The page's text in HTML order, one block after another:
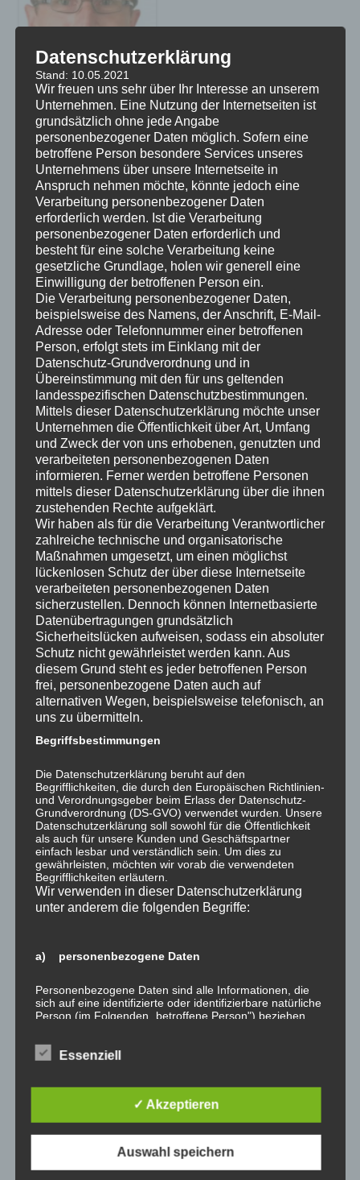
Sanierung eines noch
nicht bezugsfertigen
Hauses – weniger ist halt
manchmal mehr!
23. Mai 2016
In "was gibt es Neues?"
Dieser Beitrag wurde am21. März 2019unterwas gibt es Neues?
veröffentlicht.
Beitragsnavigation
Überblick schaffen mit
kompetenten Kollegen in
charmanter Umgebung –
Besuch in Bad Wildbad
Lastfall negativer
Wasserdruck – die
unterschätzte Gefahr!
Schreibe einen Kommentar
Deine E-Mail-Adresse wird nicht veröffentlicht.
Erforderliche Felder sind mit*markiert
Kommentar*
Name
Website
Benachrichtige mich über nachfolgende Kommentare
via E-Mail.
Suche
NEUESTE BEITRÄGE
Datenschutzerklärung
Stand: 10.05.2021
Wir freuen uns sehr über Ihr Interesse an unserem
Unternehmen. Eine Nutzung der Internetseiten ist
grundsätzlich ohne jede Angabe
personenbezogener Daten möglich. Sofern eine
betroffene Person besondere Services unseres
Unternehmens über unsere Internetseite in
Anspruch nehmen möchte, könnte jedoch eine
Verarbeitung personenbezogener Daten
erforderlich werden. Ist die Verarbeitung
personenbezogener Daten erforderlich und
besteht für eine solche Verarbeitung keine
gesetzliche Grundlage, holen wir generell eine
Einwilligung der betroffenen Person ein.
Die Verarbeitung personenbezogener Daten,
beispielsweise des Namens, der Anschrift, E-Mail-
Adresse oder Telefonnummer einer betroffenen
Person, erfolgt stets im Einklang mit der
Datenschutz-Grundverordnung und in
Übereinstimmung mit den für uns geltenden
landesspezifischen Datenschutzbestimmungen.
Mittels dieser Datenschutzerklärung möchte unser
Unternehmen die Öffentlichkeit über Art, Umfang
und Zweck der von uns erhobenen, genutzten und
verarbeiteten personenbezogenen Daten
informieren. Ferner werden betroffene Personen
mittels dieser Datenschutzerklärung über die ihnen
zustehenden Rechte aufgeklärt.
Wir haben als für die Verarbeitung Verantwortlicher
zahlreiche technische und organisatorische
Maßnahmen umgesetzt, um einen möglichst
lückenlosen Schutz der über diese Internetseite
verarbeiteten personenbezogenen Daten
sicherzustellen. Dennoch können Internetbasierte
Datenübertragungen grundsätzlich
Sicherheitslücken aufweisen, sodass ein absoluter
Schutz nicht gewährleistet werden kann. Aus
diesem Grund steht es jeder betroffenen Person
frei, personenbezogene Daten auch auf
alternativen Wegen, beispielsweise telefonisch, an
uns zu übermitteln.
Begriffsbestimmungen
Die Datenschutzerklärung beruht auf den
Begrifflichkeiten, die durch den Europäischen Richtlinien-
und Verordnungsgeber beim Erlass der Datenschutz-
Grundverordnung (DS-GVO) verwendet wurden. Unsere
Datenschutzerklärung soll sowohl für die Öffentlichkeit
als auch für unsere Kunden und Geschäftspartner
einfach lesbar und verständlich sein. Um dies zu
gewährleisten, möchten wir vorab die verwendeten
Begrifflichkeiten erläutern.
Wir verwenden in dieser Datenschutzerklärung
unter anderem die folgenden Begriffe:
a) personenbezogene Daten
Personenbezogene Daten sind alle Informationen, die
sich auf eine identifizierte oder identifizierbare natürliche
Person (im Folgenden „betroffene Person") beziehen.
angesehen, die direkt oder indirekt, insbesondere mittels
Zuordnung zu einer Kennung wie einem Namen, zu
physiologischen, genetischen, psychischen,
natürlichen Person sind, identifiziert werden kann.
Essenziell
✓ Akzeptieren
Auswahl speichern